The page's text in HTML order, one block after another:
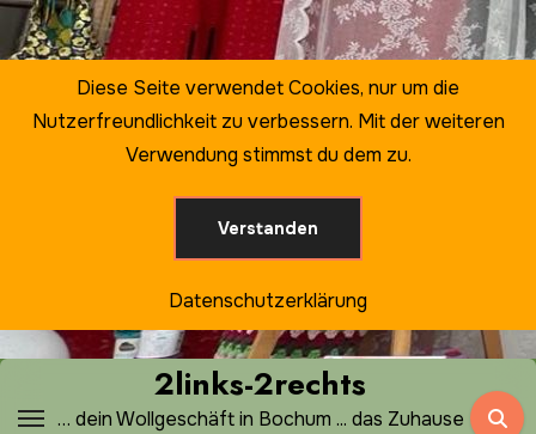
Zum
Inhalt
2links-2rechts
… dein Wollgeschäft in Bochum ... das Zuhause
Diese Seite verwendet Cookies, nur um die
Nutzerfreundlichkeit zu verbessern. Mit der weiteren
Verwendung stimmst du dem zu.
Verstanden
Datenschutzerklärung